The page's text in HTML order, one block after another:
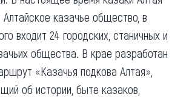
казачье общество, в
входит 24 городских, станичных и
общества. В крае разработан
«Казачья подкова Алтая»,
об истории, быте казаков,